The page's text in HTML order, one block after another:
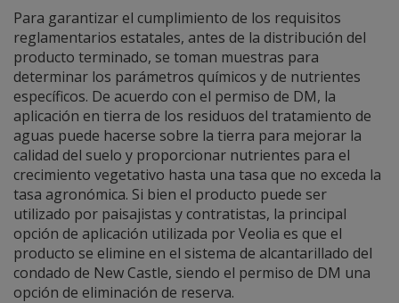
Para garantizar el cumplimiento de los requisitos
reglamentarios estatales, antes de la distribución del
producto terminado, se toman muestras para
determinar los parámetros químicos y de nutrientes
específicos. De acuerdo con el permiso de DM, la
aplicación en tierra de los residuos del tratamiento de
aguas puede hacerse sobre la tierra para mejorar la
calidad del suelo y proporcionar nutrientes para el
crecimiento vegetativo hasta una tasa que no exceda la
tasa agronómica. Si bien el producto puede ser
utilizado por paisajistas y contratistas, la principal
opción de aplicación utilizada por Veolia es que el
producto se elimine en el sistema de alcantarillado del
condado de New Castle, siendo el permiso de DM una
opción de eliminación de reserva.